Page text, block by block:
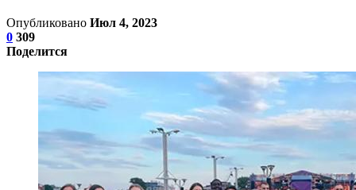
Опубликовано Июл 4, 2023
0 309
Поделится